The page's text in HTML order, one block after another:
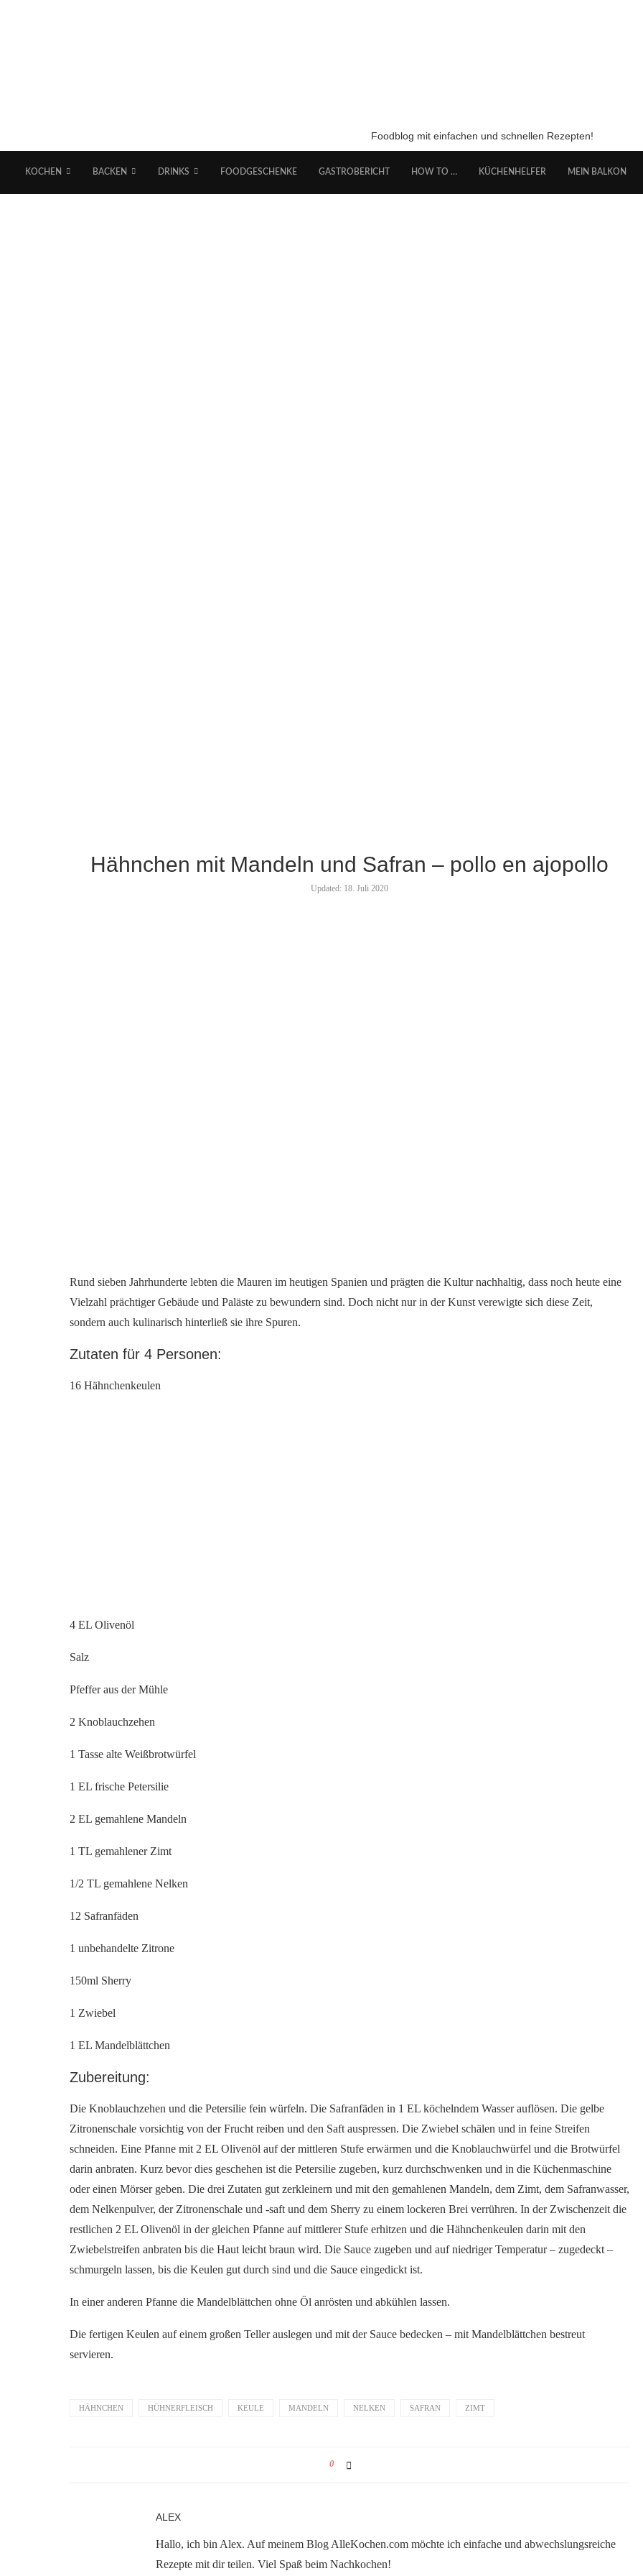
Foodblog mit einfachen und schnellen Rezepten!
KOCHEN BACKEN DRINKS FOODGESCHENKE GASTROBERICHT HOW TO … KÜCHENHELFER MEIN BALKON
Hähnchen mit Mandeln und Safran – pollo en ajopollo
Updated: 18. Juli 2020
Rund sieben Jahrhunderte lebten die Mauren im heutigen Spanien und prägten die Kultur nachhaltig, dass noch heute eine
Vielzahl prächtiger Gebäude und Paläste zu bewundern sind. Doch nicht nur in der Kunst verewigte sich diese Zeit,
sondern auch kulinarisch hinterließ sie ihre Spuren.
Zutaten für 4 Personen:
16 Hähnchenkeulen
4 EL Olivenöl
Salz
Pfeffer aus der Mühle
2 Knoblauchzehen
1 Tasse alte Weißbrotwürfel
1 EL frische Petersilie
2 EL gemahlene Mandeln
1 TL gemahlener Zimt
1/2 TL gemahlene Nelken
12 Safranfäden
1 unbehandelte Zitrone
150ml Sherry
1 Zwiebel
1 EL Mandelblättchen
Zubereitung:
Die Knoblauchzehen und die Petersilie fein würfeln. Die Safranfäden in 1 EL köchelndem Wasser auflösen. Die gelbe
Zitronenschale vorsichtig von der Frucht reiben und den Saft auspressen. Die Zwiebel schälen und in feine Streifen
schneiden. Eine Pfanne mit 2 EL Olivenöl auf der mittleren Stufe erwärmen und die Knoblauchwürfel und die Brotwürfel
darin anbraten. Kurz bevor dies geschehen ist die Petersilie zugeben, kurz durchschwenken und in die Küchenmaschine
oder einen Mörser geben. Die drei Zutaten gut zerkleinern und mit den gemahlenen Mandeln, dem Zimt, dem Safranwasser,
dem Nelkenpulver, der Zitronenschale und -saft und dem Sherry zu einem lockeren Brei verrühren. In der Zwischenzeit die
restlichen 2 EL Olivenöl in der gleichen Pfanne auf mittlerer Stufe erhitzen und die Hähnchenkeulen darin mit den
Zwiebelstreifen anbraten bis die Haut leicht braun wird. Die Sauce zugeben und auf niedriger Temperatur – zugedeckt –
schmurgeln lassen, bis die Keulen gut durch sind und die Sauce eingedickt ist.
In einer anderen Pfanne die Mandelblättchen ohne Öl anrösten und abkühlen lassen.
Die fertigen Keulen auf einem großen Teller auslegen und mit der Sauce bedecken – mit Mandelblättchen bestreut
servieren.
HÄHNCHEN HÜHNERFLEISCH KEULE MANDELN NELKEN SAFRAN ZIMT
0
ALEX
Hallo, ich bin Alex. Auf meinem Blog AlleKochen.com möchte ich einfache und abwechslungsreiche
Rezepte mit dir teilen. Viel Spaß beim Nachkochen!